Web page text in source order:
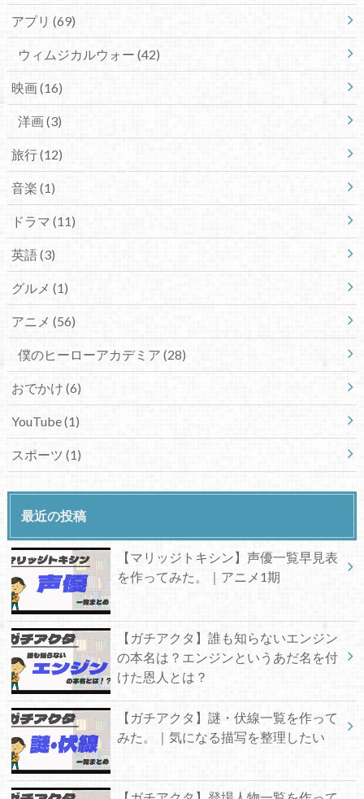
アプリ (69)
ウィムジカルウォー (42)
映画(16)
洋画(3)
旅行(12)
音楽 (1)
ドラマ (11)
英語(3)
グルメ (1)
アニメ (56)
僕のヒーローアカデミア (28)
おでかけ (6)
YouTube(1)
スポーツ (1)
最近の投稿
【マリッジトキシン】声優一覧早見表
を作ってみた。｜アニメ1期
【ガチアクタ】誰も知らないエンジン
の本名は？エンジンというあだ名を付
けた恩人とは？
【ガチアクタ】謎・伏線一覧を作って
みた。｜気になる描写を整理したい